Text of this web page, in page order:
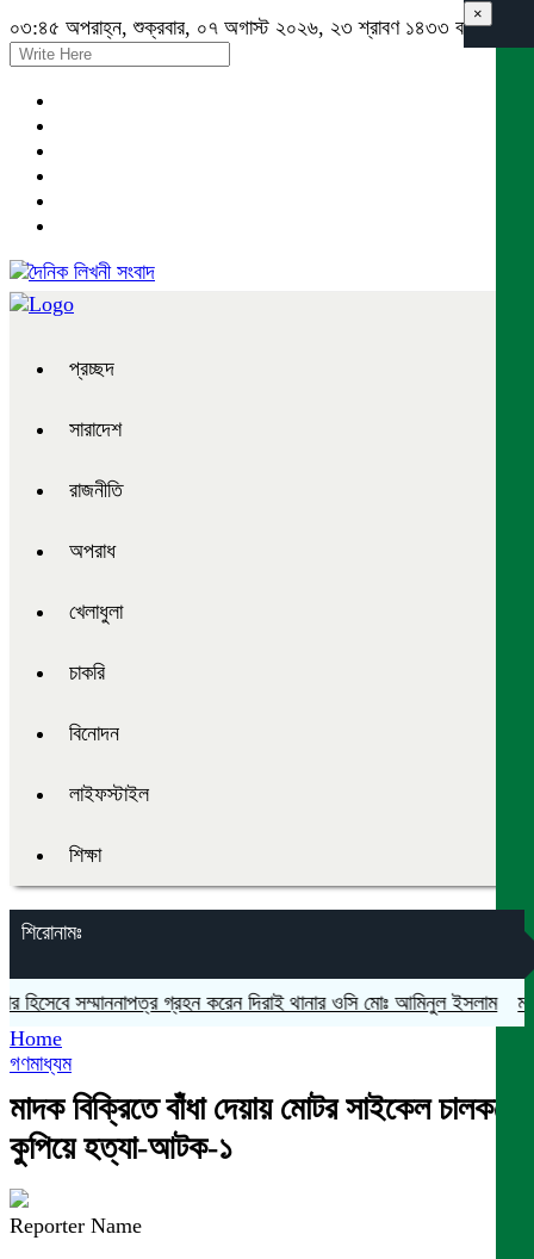
০৩:৪৫ অপরাহ্ন, শুক্রবার, ০৭ অগাস্ট ২০২৬, ২৩ শ্রাবণ ১৪৩৩ বঙ্গাব্দ
প্রচ্ছদ
সারাদেশ
রাজনীতি
অপরাধ
খেলাধুলা
চাকরি
বিনোদন
লাইফস্টাইল
শিক্ষা
শিরোনামঃ
সম্মাননাপত্র গ্রহন করেন দিরাই থানার ওসি মোঃ আমিনুল ইসলাম মদনে
×
Home
গণমাধ্যম
মাদক বিক্রিতে বাঁধা দেয়ায় মোটর সাইকেল চালককে
কুপিয়ে হত্যা-আটক-১
Reporter Name